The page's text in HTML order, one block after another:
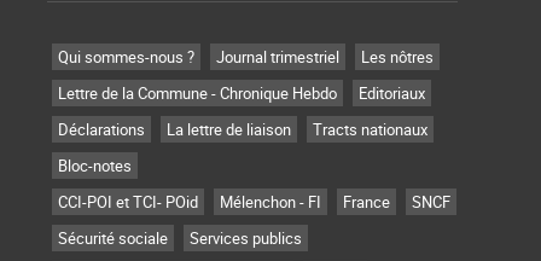
Qui sommes-nous ? Journal trimestriel
Les nôtres
Lettre de la Commune - Chronique Hebdo
Editoriaux
Déclarations
La lettre de liaison
Tracts nationaux
Bloc-notes
CCI-POI et TCI- POid
Mélenchon - FI France
SNCF
Sécurité sociale
Services publics